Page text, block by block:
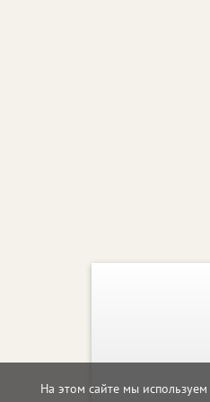
На этом сайте мы используем